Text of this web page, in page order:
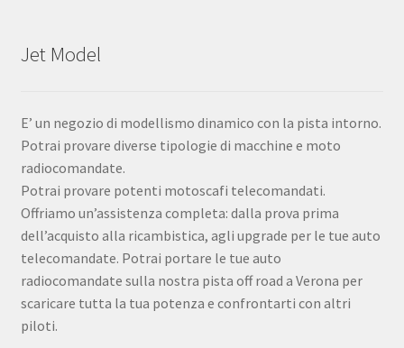
Jet Model
E’ un negozio di modellismo dinamico con la pista intorno.
Potrai provare diverse tipologie di macchine e moto
radiocomandate.
Potrai provare potenti motoscafi telecomandati.
Offriamo un’assistenza completa: dalla prova prima
dell’acquisto alla ricambistica, agli upgrade per le tue auto
telecomandate. Potrai portare le tue auto
radiocomandate sulla nostra pista off road a Verona per
scaricare tutta la tua potenza e confrontarti con altri
piloti.